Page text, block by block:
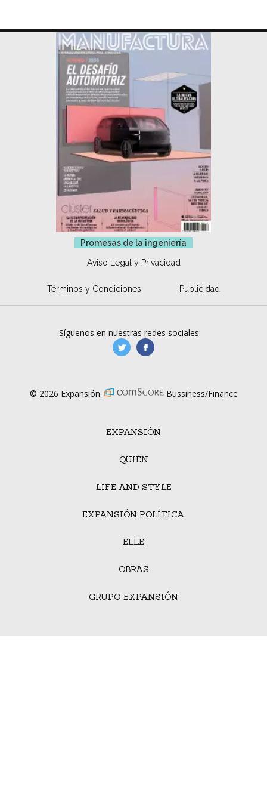
Promesas de la ingeniería
Aviso Legal y Privacidad
Términos y Condiciones Publicidad
EXPANSIÓN
QUIÉN
LIFE AND STYLE
EXPANSIÓN POLÍTICA
ELLE
OBRAS
GRUPO EXPANSIÓN
Síguenos en nuestras redes sociales:
manufacturaGE
© 2026 Expansión. Bussiness/Finance